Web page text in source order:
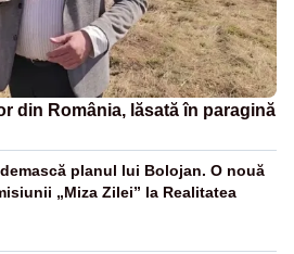
din România, lăsată în paragină
planul lui Bolojan. O nouă
„Miza Zilei” la Realitatea